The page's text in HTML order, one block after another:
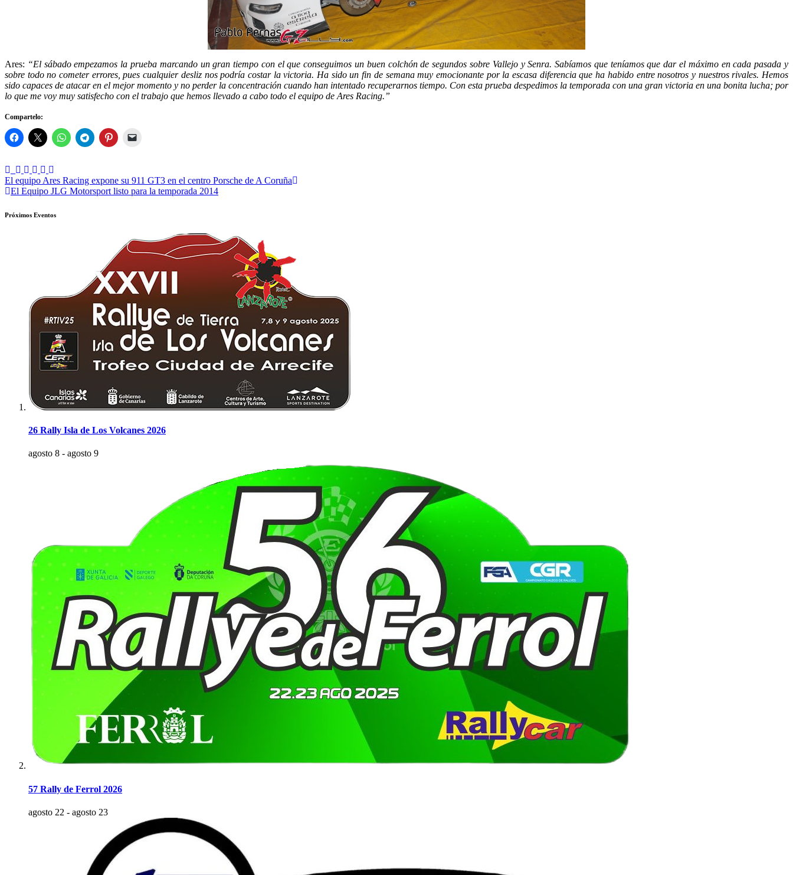
Ares: “El sábado empezamos la prueba marcando un gran tiempo con el que conseguimos un buen colchón de segundos sobre Vallejo y Senra. Sabíamos que teníamos que dar el máximo en cada pasada y
sobre todo no cometer errores, pues cualquier desliz nos podría costar la victoria. Ha sido un fin de semana muy emocionante por la escasa diferencia que ha habido entre nosotros y nuestros rivales. Hemos
sido capaces de atacar en el mejor momento y no perder la concentración cuando han intentado recuperarnos tiempo. Con esta prueba despedimos la temporada con una gran victoria en una bonita lucha; por
lo que me voy muy satisfecho con el trabajo que hemos llevado a cabo todo el equipo de Ares Racing.”
Compartelo:
Navegación
de
entradas
El equipo Ares Racing expone su 911 GT3 en el centro Porsche de A Coruña
El Equipo JLG Motorsport listo para la temporada 2014
Próximos Eventos
26 Rally Isla de Los Volcanes 2026
agosto 8 - agosto 9
57 Rally de Ferrol 2026
agosto 22 - agosto 23